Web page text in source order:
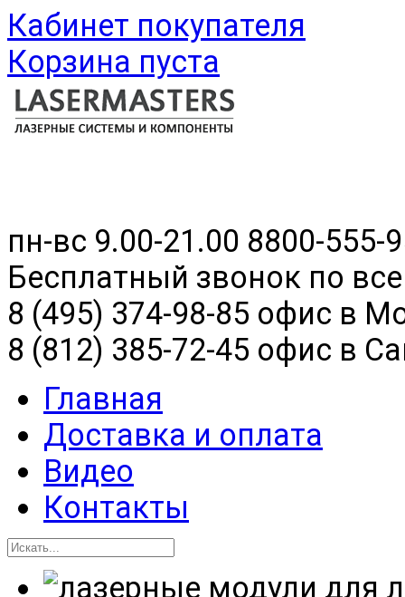
Кабинет покупателя
Корзина пуста
пн-вс 9.00-21.00 8800-555-
Бесплатный звонок по
8 (495) 374-98-85 офис в
8 (812) 385-72-45 офис в
Главная
Доставка и оплата
Видео
Контакты